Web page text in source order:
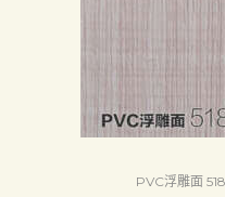
PVC浮雕面